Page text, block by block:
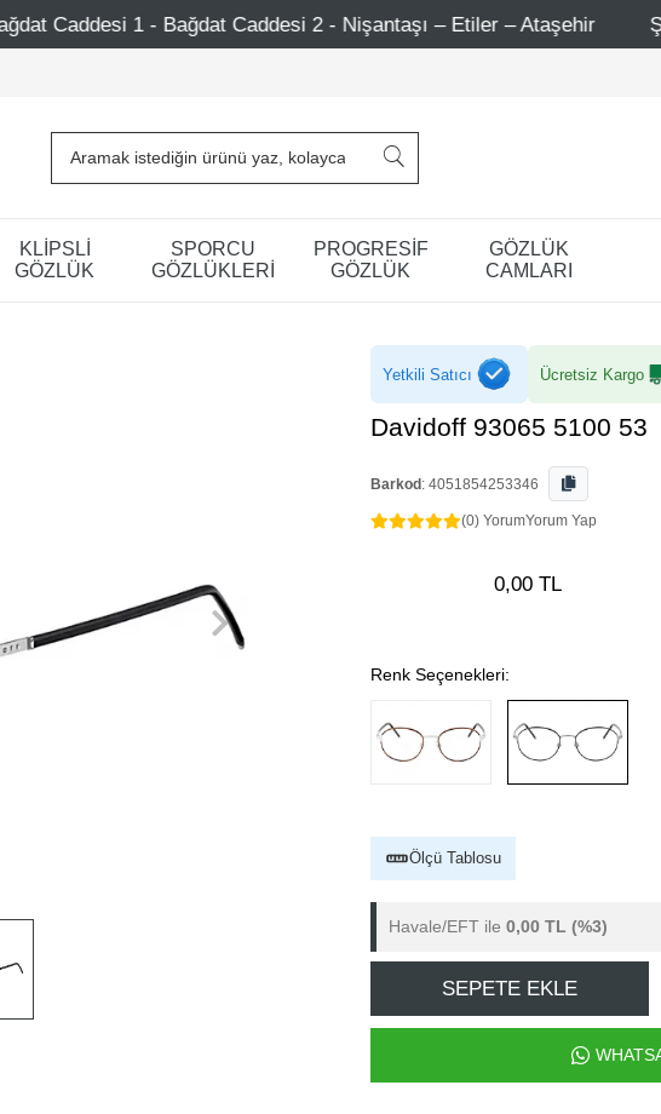
Caddesi 2 - Nişantaşı – Etiler – Ataşehir Şimdi Üye ol ! 5000
KLİPSLİ
GÖZLÜK
SPORCU
GÖZLÜKLERİ
PROGRESİF
GÖZLÜK
GÖZLÜK
CAMLARI
Yetkili Satıcı Ücretsiz Kargo
Davidoff 93065 5100 53
Barkod : 4051854253346
(0) YorumYorum Yap
0,00 TL
Renk Seçenekleri:
Ölçü Tablosu
Havale/EFT ile 0,00 TL (%3)
SEPETE EKLE